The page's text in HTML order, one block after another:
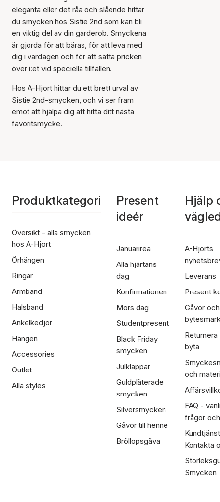
eleganta eller det råa och slående hittar
du smycken hos Sistie 2nd som kan bli
en viktig del av din garderob. Smyckena
är gjorda för att bäras, för att leva med
dig i vardagen och för att sätta pricken
över i:et vid speciella tillfällen.
Hos A-Hjort hittar du ett brett urval av
Sistie 2nd-smycken, och vi ser fram
emot att hjälpa dig att hitta ditt nästa
favoritsmycke.
Produktkategori
Översikt - alla smycken
hos A-Hjort
Örhängen
Ringar
Armband
Halsband
Ankelkedjor
Hängen
Accessories
Outlet
Alla styles
Present
ideér
Januarirea
Alla hjärtans
dag
Konfirmationen
Mors dag
Studentpresent
Black Friday
smycken
Julklappar
Guldpläterade
smycken
Silversmycken
Gåvor till henne
Bröllopsgåva
Hjälp
A-Hjorts
Leverans
Present
Gåvor och
Returnera
byta
och
FAQ -
frågor
Kontakta
Smycken